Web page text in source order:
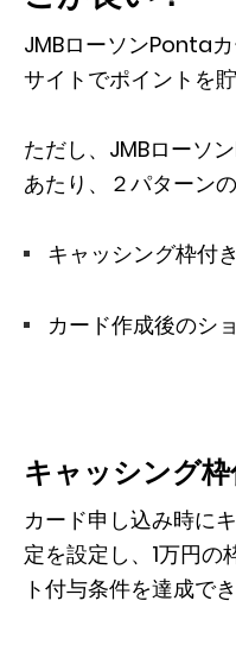
JMBローソンPonta
サイトでポイントを
ただし、JMBローソ
あたり、２パターン
キャッシング枠付
カード作成後のシ
キャッシング
カード申し込み時に
定を設定し、1万円の
ト付与条件を達成でき